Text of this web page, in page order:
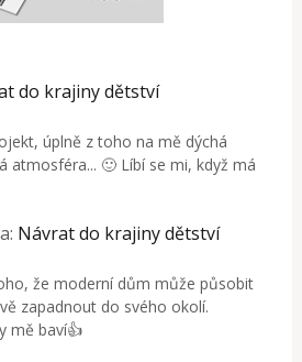
do krajiny dětství
úplně z toho na mě dýchá
atmosféra... 🙂 Líbí se mi, když má
: Návrat do krajiny dětství
že moderní dům může působit
zapadnout do svého okolí.
mě baví👍